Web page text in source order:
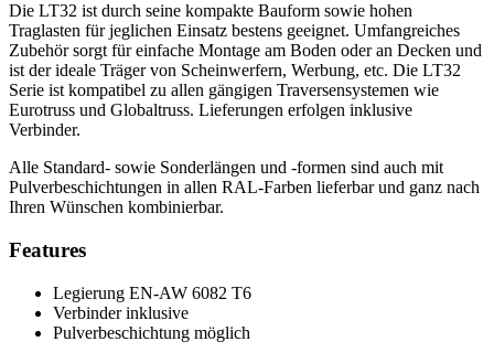
Die LT32 ist durch seine kompakte Bauform sowie hohen
Traglasten für jeglichen Einsatz bestens geeignet. Umfangreiches
Zubehör sorgt für einfache Montage am Boden oder an Decken und
ist der ideale Träger von Scheinwerfern, Werbung, etc. Die LT32
Serie ist kompatibel zu allen gängigen Traversensystemen wie
Eurotruss und Globaltruss. Lieferungen erfolgen inklusive
Verbinder.
Alle Standard- sowie Sonderlängen und -formen sind auch mit
Pulverbeschichtungen in allen RAL-Farben lieferbar und ganz nach
Ihren Wünschen kombinierbar.
Features
Legierung EN-AW 6082 T6
Verbinder inklusive
Pulverbeschichtung möglich